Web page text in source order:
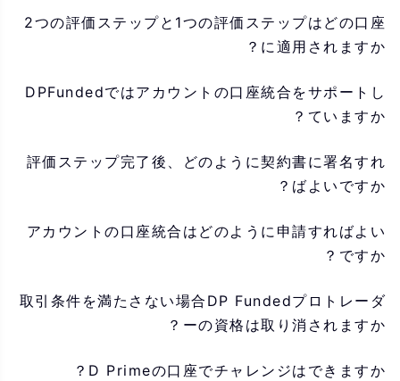
2つの評価ステップと1つの評価ステップはどの口座
に適用されますか？
DPFundedではアカウントの口座統合をサポートし
ていますか？
評価ステップ完了後、どのように契約書に署名すれ
ばよいですか？
アカウントの口座統合はどのように申請すればよい
ですか？
取引条件を満たさない場合DP Fundedプロトレーダ
ーの資格は取り消されますか？
D Primeの口座でチャレンジはできますか？